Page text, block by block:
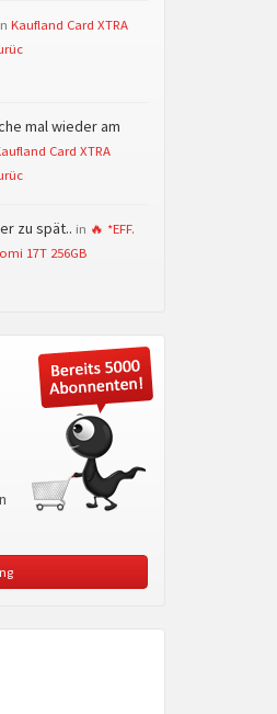
Kaufland Card XTRA
mal wieder am
Card XTRA
zu spät.. in 🔥 *EFF.
17T 256GB